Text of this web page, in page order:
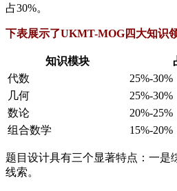
占30%。
下表展示了UKMT-MOG四大知识
知识模块
代数
25%-30%
几何
25%-30%
数论
20%-25%
组合数学
15%-20%
题目设计具有三个显著特点：一是
线索。